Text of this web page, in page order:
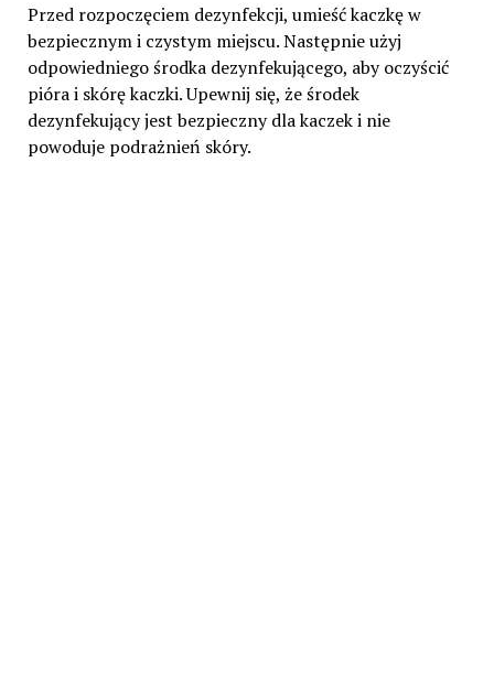
Przed rozpoczęciem dezynfekcji, umieść kaczkę w
bezpiecznym i czystym miejscu. Następnie użyj
odpowiedniego środka dezynfekującego, aby oczyścić
pióra i skórę kaczki. Upewnij się, że środek
dezynfekujący jest bezpieczny dla kaczek i nie
powoduje podrażnień skóry.